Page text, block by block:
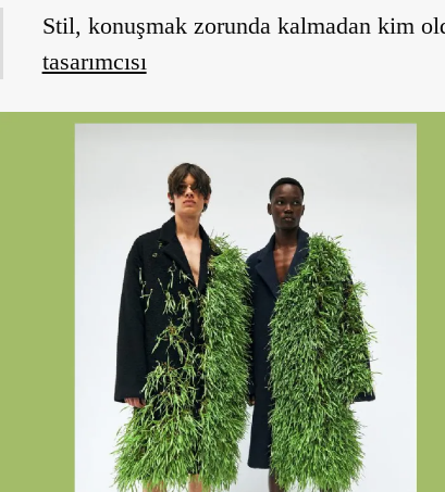
Stil, konuşmak zorunda kalmadan kim
tasarımcısı